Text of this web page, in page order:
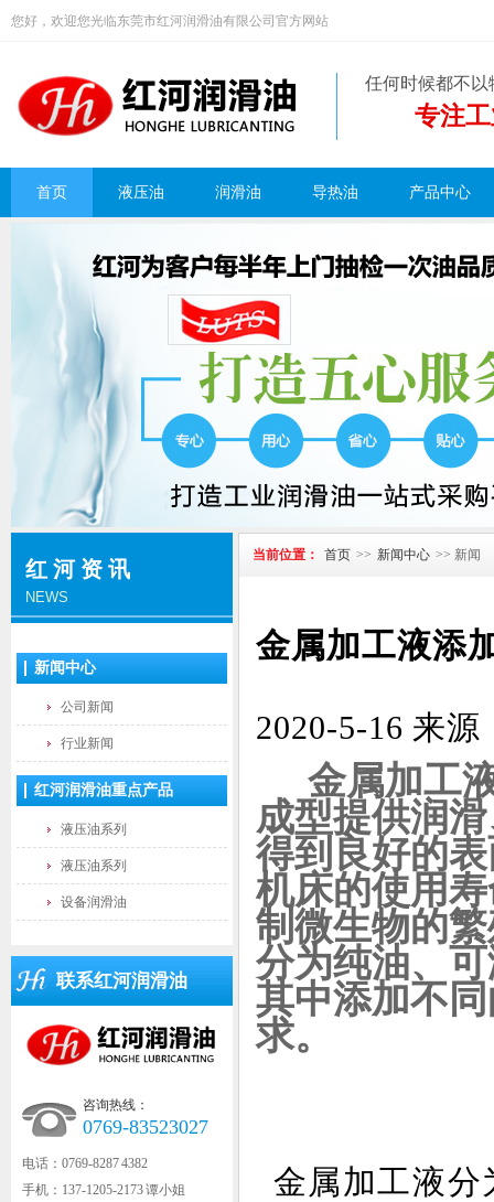
您好，欢迎您光临东莞市红河润滑油有限公司官方网站
任何时候都不
专注
首页 液压油 润滑油 导热油 产品中心
红河资讯
NEWS
新闻中心
公司新闻
行业新闻
红河润滑油重点产品
液压油系列
液压油系列
设备润滑油
联系红河润滑油
咨询热线：
0769-83523027
电话：0769-8287 4382
手机：137-1205-2173 谭小姐
当前位置： 首页 >> 新闻中心 >> 新闻
金属加工液添
2020-5-16 来
金属加工
成型提供润
得到良好的
机床的使用
制微生物的
分为纯油、
其中添加不
求。
金属加工液分